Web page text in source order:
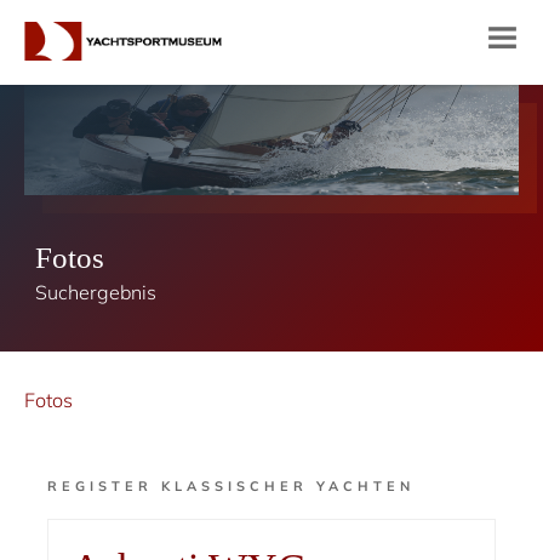
Fotos
Suchergebnis
Fotos
REGISTER KLASSISCHER YACHTEN